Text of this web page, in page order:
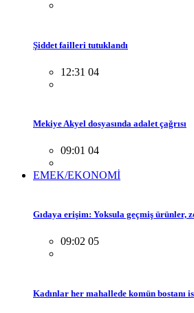
Şiddet failleri tutuklandı
12:31 04
Mekiye Akyel dosyasında adalet çağrısı
09:01 04
EMEK/EKONOMİ
Gıdaya erişim: Yoksula geçmiş ürünler,
09:02 05
Kadınlar her mahallede komün bostanı